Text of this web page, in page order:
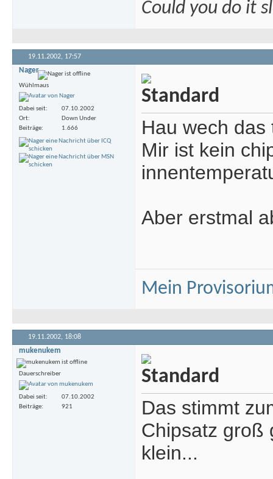
Could you do it
19.11.2002, 17:57
Nager
Wühlmaus
Dabei seit
07.10.2002
Ort
Down Under
Beiträge
1.666
Hau wech das
Mir ist kein
Aber erstmal
Mein
19.11.2002, 18:08
mukenukem
Dauerschreiber
Dabei seit
07.10.2002
Beiträge
921
Das stimmt
Chipsatz groß
klein...